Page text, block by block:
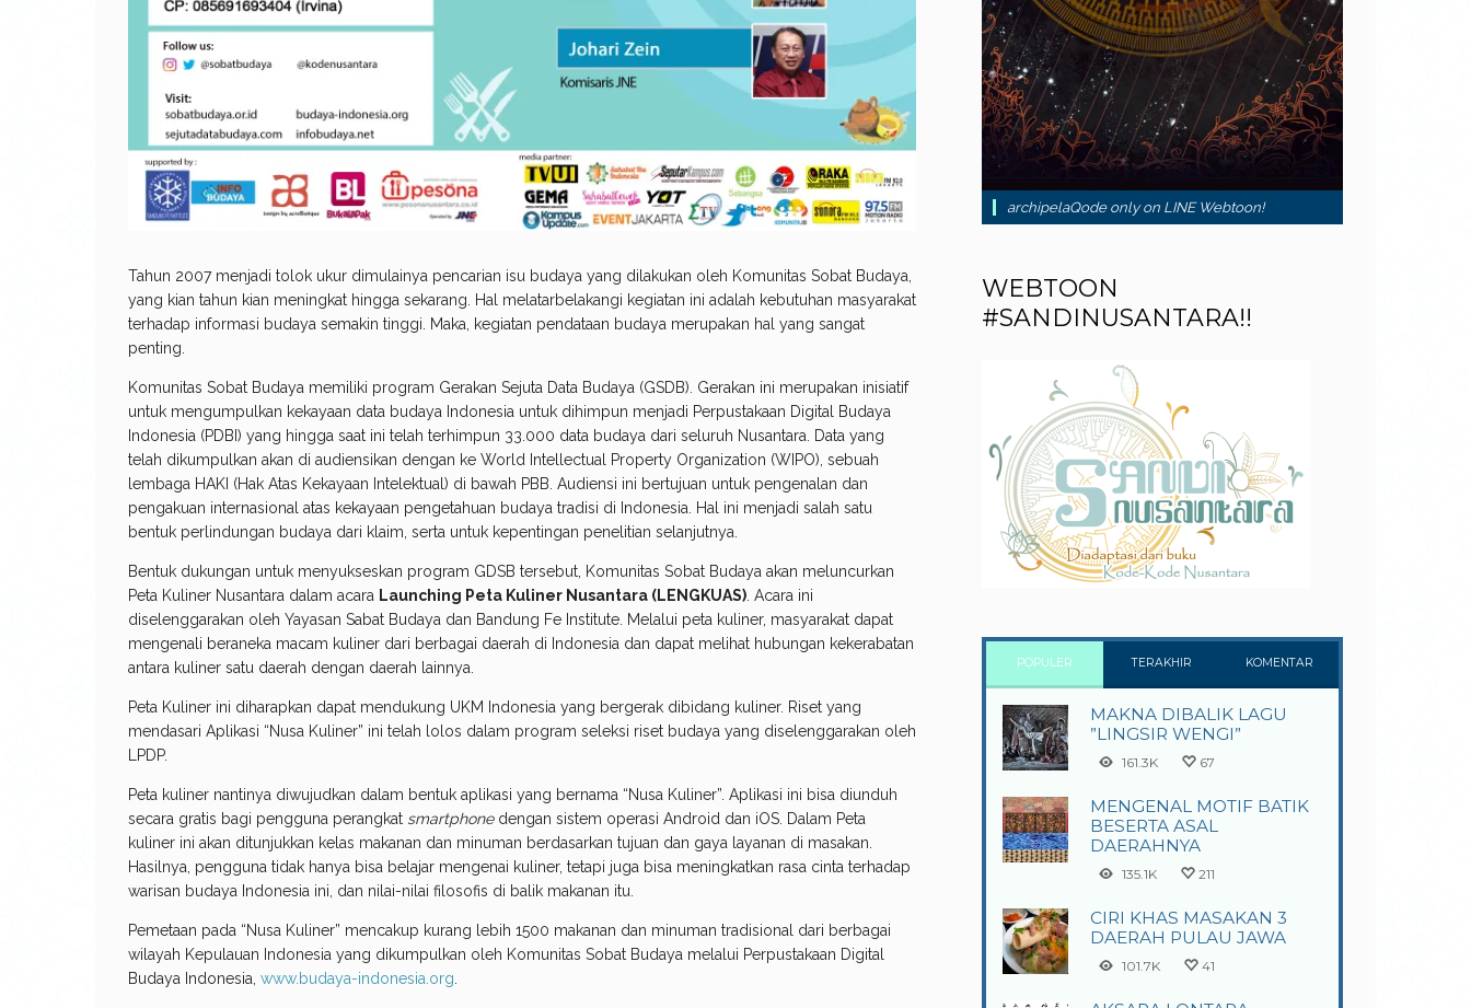
Tahun 2007 menjadi tolok ukur dimulainya pencarian isu budaya yang dilakukan oleh Komunitas Sobat Budaya,
yang kian tahun kian meningkat hingga sekarang. Hal melatarbelakangi kegiatan ini adalah kebutuhan masyarakat
terhadap informasi budaya semakin tinggi. Maka, kegiatan pendataan budaya merupakan hal yang sangat
penting.
Komunitas Sobat Budaya memiliki program Gerakan Sejuta Data Budaya (GSDB). Gerakan ini merupakan inisiatif
untuk mengumpulkan kekayaan data budaya Indonesia untuk dihimpun menjadi Perpustakaan Digital Budaya
Indonesia (PDBI) yang hingga saat ini telah terhimpun 33.000 data budaya dari seluruh Nusantara. Data yang
telah dikumpulkan akan di audiensikan dengan ke World Intellectual Property Organization (WIPO), sebuah
lembaga HAKI (Hak Atas Kekayaan Intelektual) di bawah PBB. Audiensi ini bertujuan untuk pengenalan dan
pengakuan internasional atas kekayaan pengetahuan budaya tradisi di Indonesia. Hal ini menjadi salah satu
bentuk perlindungan budaya dari klaim, serta untuk kepentingan penelitian selanjutnya.
Bentuk dukungan untuk menyukseskan program GDSB tersebut, Komunitas Sobat Budaya akan meluncurkan
Peta Kuliner Nusantara dalam acara Launching Peta Kuliner Nusantara (LENGKUAS) . Acara ini
diselenggarakan oleh Yayasan Sabat Budaya dan Bandung Fe Institute. Melalui peta kuliner, masyarakat dapat
mengenali beraneka macam kuliner dari berbagai daerah di Indonesia dan dapat melihat hubungan kekerabatan
antara kuliner satu daerah dengan daerah lainnya.
Peta Kuliner ini diharapkan dapat mendukung UKM Indonesia yang bergerak dibidang kuliner. Riset yang
mendasari Aplikasi “Nusa Kuliner” ini telah lolos dalam program seleksi riset budaya yang diselenggarakan oleh
LPDP.
Peta kuliner nantinya diwujudkan dalam bentuk aplikasi yang bernama “Nusa Kuliner”. Aplikasi ini bisa diunduh
secara gratis bagi pengguna perangkat smartphone dengan sistem operasi Android dan iOS. Dalam Peta
kuliner ini akan ditunjukkan kelas makanan dan minuman berdasarkan tujuan dan gaya layanan di masakan.
Hasilnya, pengguna tidak hanya bisa belajar mengenai kuliner, tetapi juga bisa meningkatkan rasa cinta terhadap
warisan budaya Indonesia ini, dan nilai-nilai filosofis di balik makanan itu.
Pemetaan pada “Nusa Kuliner” mencakup kurang lebih 1500 makanan dan minuman tradisional dari berbagai
wilayah Kepulauan Indonesia yang dikumpulkan oleh Komunitas Sobat Budaya melalui Perpustakaan Digital
Budaya Indonesia, www.budaya-indonesia.org
archipelaQode only on LINE Webtoon!
WEBTOON
#SANDINUSANTARA!!
POPULER TERAKHIR KOMENTAR
MAKNA DIBALIK LAGU
”LINGSIR WENGI”
161.3K 67
MENGENAL MOTIF BATIK
BESERTA ASAL
DAERAHNYA
135.1K 211
CIRI KHAS MASAKAN 3
DAERAH PULAU JAWA
101.7K 41